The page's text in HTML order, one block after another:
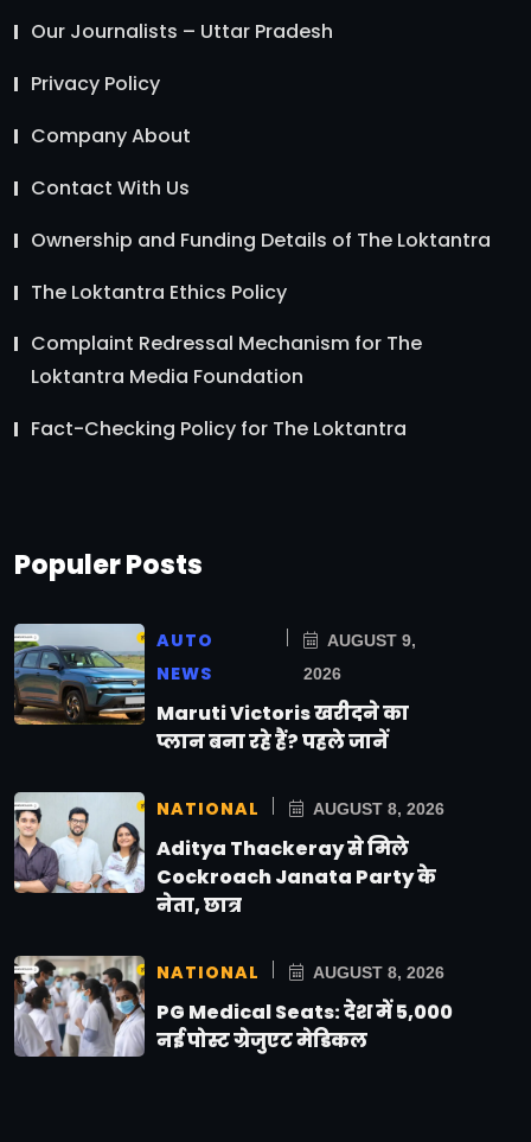
Our Journalists – Uttar Pradesh
Privacy Policy
Company About
Contact With Us
Ownership and Funding Details of The Loktantra
The Loktantra Ethics Policy
Complaint Redressal Mechanism for The
Loktantra Media Foundation
Fact-Checking Policy for The Loktantra
Populer Posts
AUTO
NEWS
AUGUST 9,
2026
Maruti Victoris खरीदने का
प्लान बना रहे हैं? पहले जानें
NATIONAL AUGUST 8, 2026
Aditya Thackeray से मिले
Cockroach Janata Party के
नेता, छात्र
NATIONAL AUGUST 8, 2026
PG Medical Seats: देश में 5,000
नई पोस्ट ग्रेजुएट मेडिकल